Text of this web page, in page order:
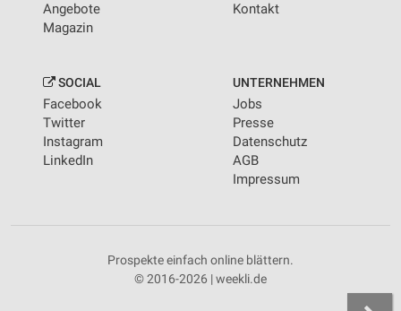
Angebote
Magazin
Kontakt
SOCIAL
Facebook
Twitter
Instagram
LinkedIn
UNTERNEHMEN
Jobs
Presse
Datenschutz
AGB
Impressum
Prospekte einfach online blättern.
© 2016-2026 | weekli.de